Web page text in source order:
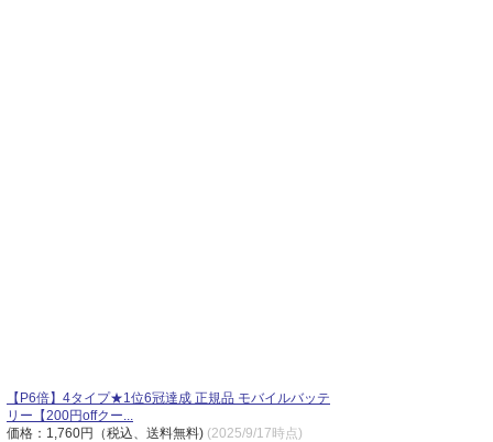
【P6倍】4タイプ★1位6冠達成 正規品 モバイルバッテ
リー【200円offクー...
価格：1,760円（税込、送料無料) (2025/9/17時点)